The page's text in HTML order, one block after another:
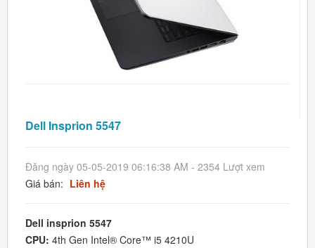
Dell Insprion 5547
Đăng ngày 05-05-2019 06:16:38 AM - 2354 Lượt xem
Giá bán: Liên hệ
Dell insprion 5547
CPU: 4th Gen Intel® Core™ i5 4210U